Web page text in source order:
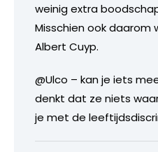
weinig extra
Misschien ook daarom
Albert Cuyp.
@Ulco – kan je iets
denkt dat ze niets
je met de